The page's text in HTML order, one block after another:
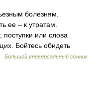
болезням.
ее – к утратам.
поступки или слова
Бойтесь обидеть
Большой универсальный сонник